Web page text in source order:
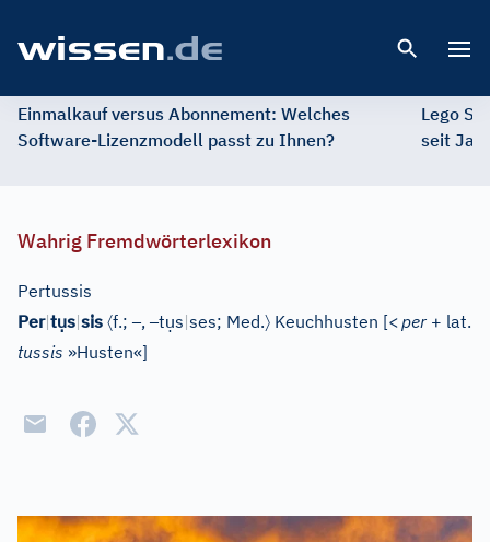
Einmalkauf versus Abonnement: Welches
Software-Lizenzmodell passt zu Ihnen?
Lego
seit
Wahrig Fremdwörterlexikon
Pertussis
Per|tụs|sis 〈f.;–,–tụs|ses; Med.〉 Keuchhusten [<per + lat.
tussis »Husten«]